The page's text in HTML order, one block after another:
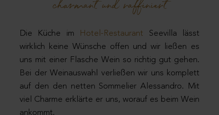
charmant und raffiniert
Die Küche im Hotel-Restaurant Seevilla lässt
wirklich keine Wünsche offen und wir ließen es
uns mit einer Flasche Wein so richtig gut gehen.
Bei der Weinauswahl verließen wir uns komplett
auf den den netten Sommelier Alessandro. Mit
viel Charme erklärte er uns, worauf es beim Wein
ankommt.